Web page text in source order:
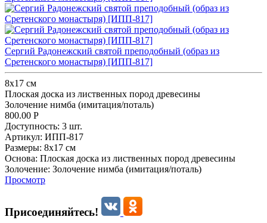
Сергий Радонежский святой преподобный (образ из
Сретенского монастыря) [ИПП-817]
8x17 см
Плоская доска из лиственных пород древесины
Золочение нимба (имитация/поталь)
800.00 Р
Доступность: 3 шт.
Артикул: ИПП-817
Размеры: 8x17 см
Основа: Плоская доска из лиственных пород древесины
Золочение: Золочение нимба (имитация/поталь)
Просмотр
Присоединяйтесь!